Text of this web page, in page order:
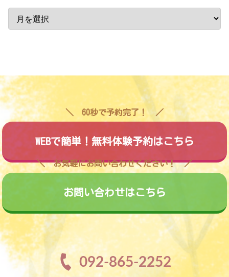
60秒で予約完了！
WEBで簡単！無料体験予約はこちら
お気軽にお問い合わせください！
お問い合わせはこちら
092-865-2252